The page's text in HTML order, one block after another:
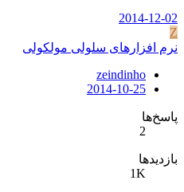
2014-12-02
Z
نرم افزارهای سلولی مولکولی
zeindinho
2014-10-25
پاسخ‌ها
2
بازدیدها
1K